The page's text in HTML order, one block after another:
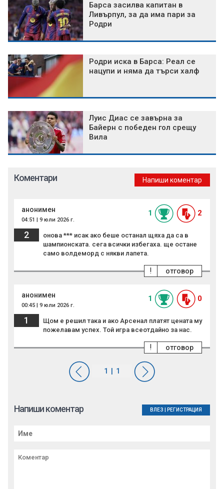
Барса засилва капитан в
Ливърпул, за да има пари за
Родри
Родри иска в Барса: Реал се
нацупи и няма да търси халф
Луис Диас се завърна за
Байерн с победен гол срещу
Вила
Коментари Напиши коментар
анонимен
04:51 | 9 юли 2026 г.
1 2
2
онова *** исак ако беше останал щяха да са в
шампионската. сега всички избегаха. ще остане
само волдеморд с някви лапета.
отговор
!
анонимен
00:45 | 9 юли 2026 г.
1 0
1
Щом е решил така и ако Арсенал платят цената му
пожелавам успех. Той игра всеотдайно за нас.
отговор
!
Напиши коментар ВЛЕЗ РЕГИСТРАЦИЯ